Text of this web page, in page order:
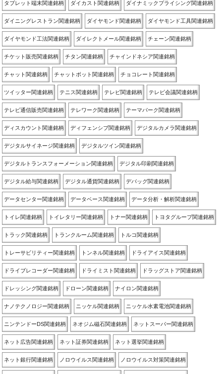
タブレット端末関連銘柄 ダイカスト関連銘柄 ダイナミックプライシング関連銘柄
ダイニングレストラン関連銘柄 ダイヤモンド関連銘柄 ダイヤモンド工具関連銘柄
ダイヤモンド工法関連銘柄 ダイレクトメール関連銘柄 チェーン関連銘柄
チケット販売関連銘柄 チタン関連銘柄 チャインドネシア関連銘柄
チャット関連銘柄 チャットボット関連銘柄 チョコレート関連銘柄
ツイッター関連銘柄 テニス関連銘柄 テレビ関連銘柄 テレビ会議関連銘柄
テレビ通信販売関連銘柄 テレワーク関連銘柄 テーマパーク関連銘柄
ディスカウント関連銘柄 ディフェンシブ関連銘柄 デジタルカメラ関連銘柄
デジタルサイネージ関連銘柄 デジタルツイン関連銘柄
デジタルトランスフォーメーション関連銘柄 デジタル印刷関連銘柄
デジタル給与関連銘柄 デジタル通貨関連銘柄 デバッグ関連銘柄
データセンター関連銘柄 データベース関連銘柄 データ分析・解析関連銘柄
トイレ関連銘柄 トイレタリー関連銘柄 トナー関連銘柄 トヨタグループ関連銘柄
トラック関連銘柄 トランクルーム関連銘柄 トルコ関連銘柄
トレーサビリティー関連銘柄 トンネル関連銘柄 ドライアイス関連銘柄
ドライブレコーダー関連銘柄 ドライミスト関連銘柄 ドラッグストア関連銘柄
ドレッシング関連銘柄 ドローン関連銘柄 ナイロン関連銘柄
ナノテクノロジー関連銘柄 ニッケル関連銘柄 ニッケル水素電池関連銘柄
ニンテンドーDS関連銘柄 ネオジム磁石関連銘柄 ネットスーパー関連銘柄
ネット広告関連銘柄 ネット証券関連銘柄 ネット選挙関連銘柄
ネット銀行関連銘柄 ノロウイルス関連銘柄 ノロウイルス対策関連銘柄